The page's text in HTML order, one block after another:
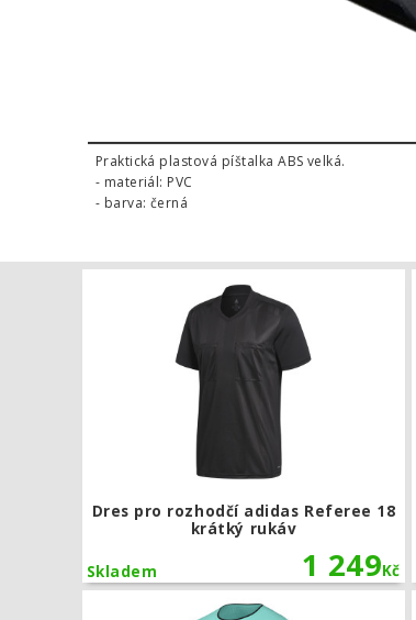
Praktická plastová píštalka ABS velká.
- materiál: PVC
- barva: černá
Dres pro rozhodčí adidas Referee 18
krátký rukáv
1 249Kč
Skladem